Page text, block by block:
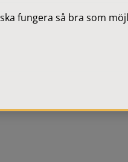
fungera så bra som